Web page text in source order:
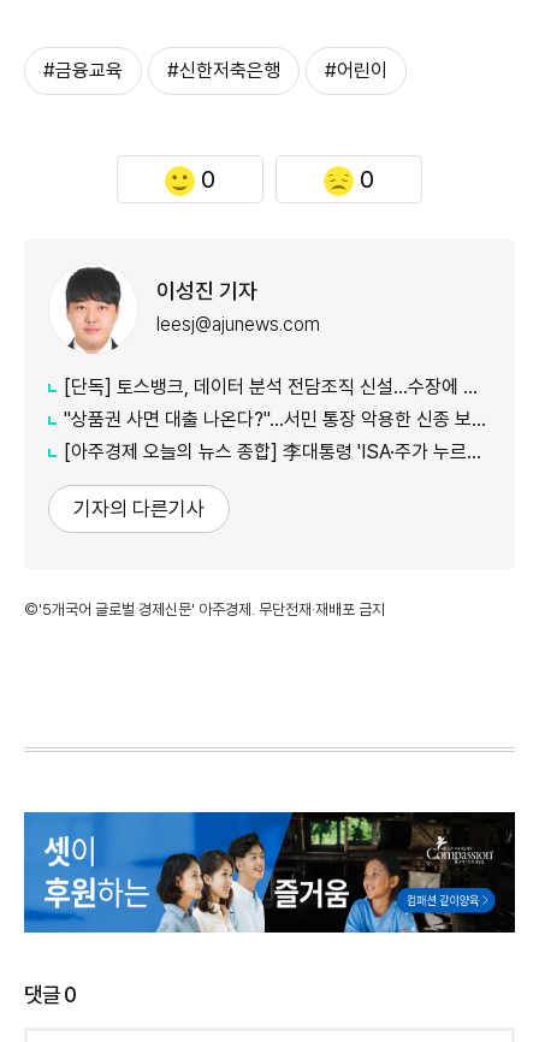
#금융교육 #신한저축은행 #어린이
0 0
이성진 기자
leesj@ajunews.com
[단독] 토스뱅크, 데이터 분석 전담조직 신설…수장에 카카오 출신 선임
"상품권 사면 대출 나온다?"…서민 통장 악용한 신종 보이스피싱
[아주경제 오늘의 뉴스 종합] 李대통령 'ISA·주가 누르기' 재검토…與 "환영" 野 "졸속 국정" 外
기자의 다른기사
©'5개국어 글로벌 경제신문' 아주경제. 무단전재·재배포 금지
댓글0